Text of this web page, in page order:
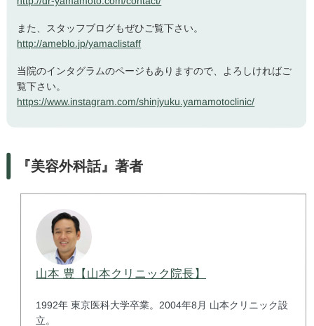
また、スタッフブログもぜひご覧下さい。
http://ameblo.jp/yamaclistaff
当院のインタグラムのページもありますので、よろしければご
覧下さい。
https://www.instagram.com/shinjyuku.yamamotoclinic/
『美容外科話』著者
山本 豊【山本クリニック院長】
1992年 東京医科大学卒業。2004年8月 山本クリニック設
立。